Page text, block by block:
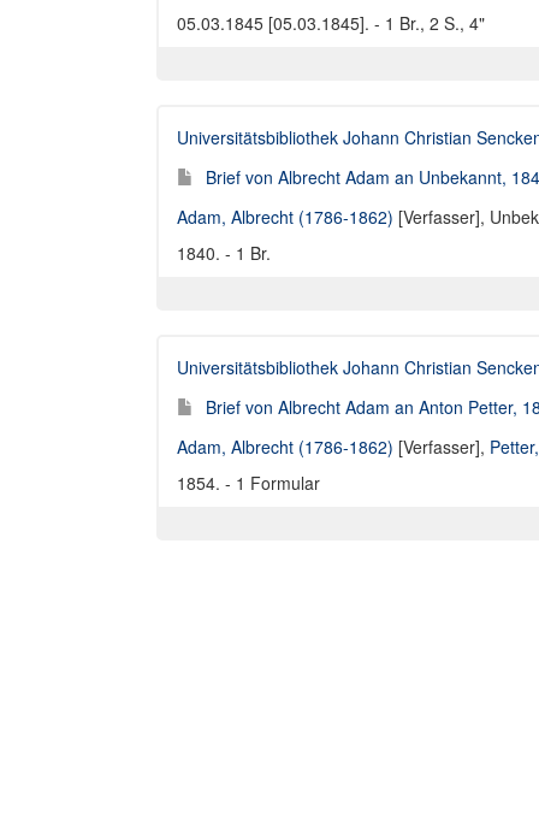
05.03.1845 [05.03.1845]. - 1 Br., 2 S., 4"
Universitätsbibliothek Johann Christian
Brief von Albrecht Adam an Unbekannt,
Adam, Albrecht (1786-1862) [Verfasser],
1840. - 1 Br.
Universitätsbibliothek Johann Christian
Brief von Albrecht Adam an Anton Petter,
Adam, Albrecht (1786-1862) [Verfasser],
1854. - 1 Formular